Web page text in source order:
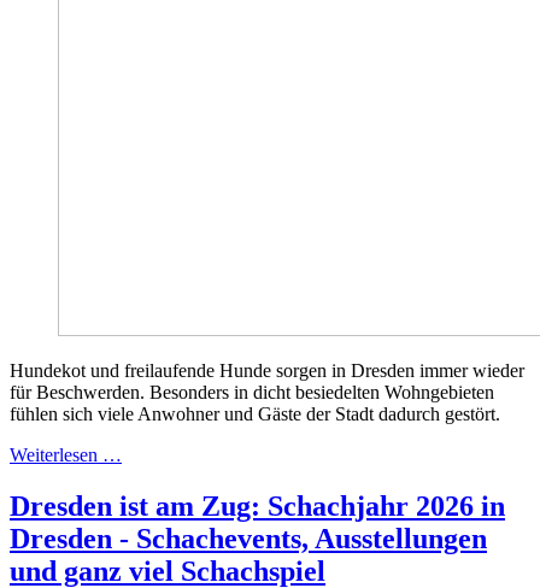
Hundekot und freilaufende Hunde sorgen in Dresden immer wieder
für Beschwerden. Besonders in dicht besiedelten Wohngebieten
fühlen sich viele Anwohner und Gäste der Stadt dadurch gestört.
Weiterlesen …
Dresden ist am Zug: Schachjahr 2026 in
Dresden - Schachevents, Ausstellungen
und ganz viel Schachspiel